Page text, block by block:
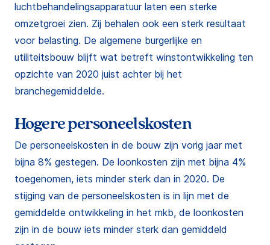
luchtbehandelingsapparatuur laten een sterke
omzetgroei zien. Zij behalen ook een sterk resultaat
voor belasting. De algemene burgerlijke en
utiliteitsbouw blijft wat betreft winstontwikkeling ten
opzichte van 2020 juist achter bij het
branchegemiddelde.
Hogere personeelskosten
De personeelskosten in de bouw zijn vorig jaar met
bijna 8% gestegen. De loonkosten zijn met bijna 4%
toegenomen, iets minder sterk dan in 2020. De
stijging van de personeelskosten is in lijn met de
gemiddelde ontwikkeling in het mkb, de loonkosten
zijn in de bouw iets minder sterk dan gemiddeld